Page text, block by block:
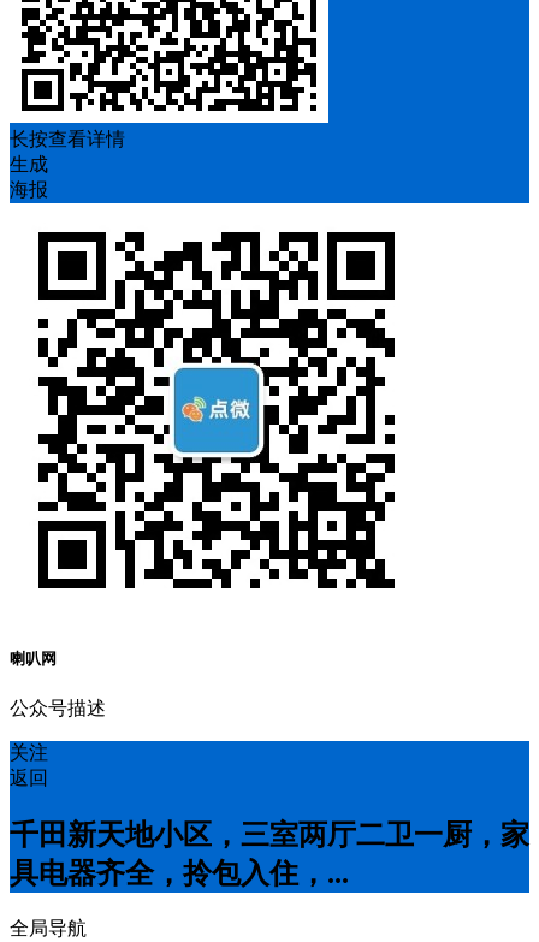
长按查看详情
生成
海报
喇叭网
公众号描述
关注
返回
千田新天地小区，三室两厅二卫一厨，家
具电器齐全，拎包入住，...
全局导航